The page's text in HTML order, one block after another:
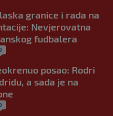
granice i rada na
Nevjerovatna
fudbalera
posao: Rodri
a sada je na